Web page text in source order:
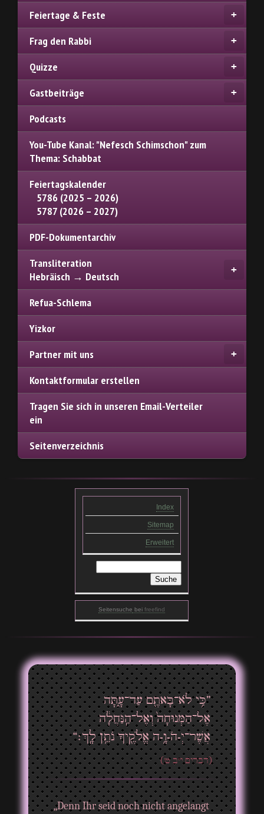
Feiertage & Feste
Frag den Rabbi
Quizze
Gastbeiträge
Podcasts
You-Tube Kanal: "Nefesch Schimschon" zum
Thema: Schabbat
Feiertagskalender
5786 (2025 – 2026)
5787 (2026 – 2027)
PDF-Dokumentarchiv
Transliteration
Hebräisch → Deutsch
Refua-Schlema
Yizkor
Partner mit uns
Kontaktformular erstellen
Tragen Sie sich in unseren Email-Verteiler
ein
Seitenverzeichnis
Index
Sitemap
Erweitert
Seitensuche beifreefind
”כִּ֥י לֹא־בָּאתֶ֖ם עַד־עָ֑תָּה
אֶל־הַמְּנוּחָה֙ וְאֶל־הַֽנַּחֲלָ֔ה
אֲשֶׁר־יְ-הֹ-וָ֥-ה אֱלֹקֶ֖יךָ נֹתֵ֥ן לָֽךְ׃“
(דברים י"ב ט')
„Denn Ihr seid noch nicht angelangt